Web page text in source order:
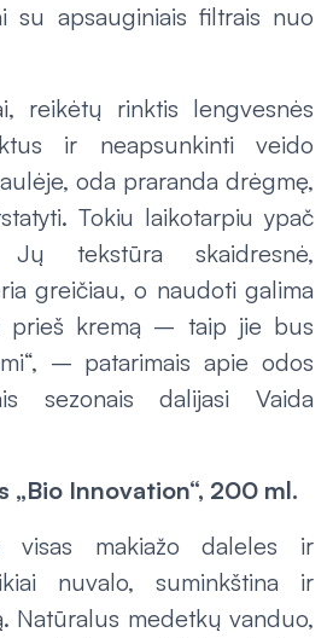
su apsauginiais filtrais nuo
reikėtų rinktis lengvesnės
ir neapsunkinti veido
oda praranda drėgmę,
Tokiu laikotarpiu ypač
tekstūra skaidresnė,
greičiau, o naudoti galima
prieš kremą – taip jie bus
– patarimais apie odos
sezonais dalijasi Vaida
„Bio Innovation“, 200 ml.
visas makiažo daleles ir
nuvalo, suminkština ir
Natūralus medetkų vanduo,